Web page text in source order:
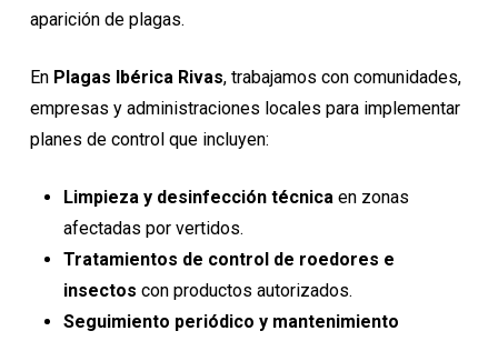
aparición de plagas.
En Plagas Ibérica Rivas, trabajamos con comunidades,
empresas y administraciones locales para implementar
planes de control que incluyen:
Limpieza y desinfección técnicaen zonas
afectadas por vertidos.
Tratamientos de control de roedores e
insectos con productos autorizados.
Seguimiento periódico y mantenimiento